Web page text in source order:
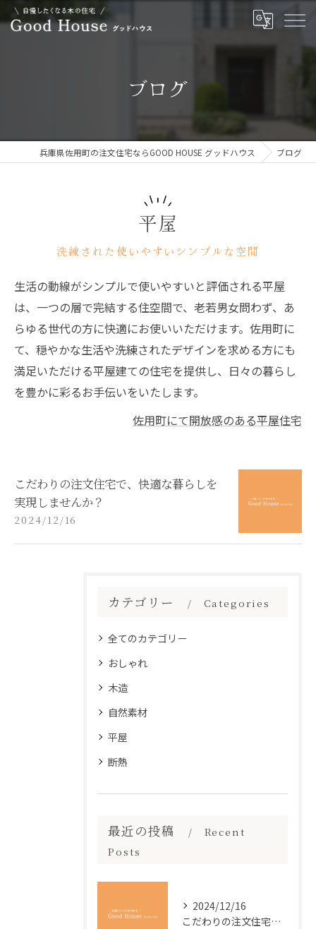
ブログ
兵庫県佐用町の注文住宅ならGOOD HOUSE グッドハウス ブログ
平屋
洗練された使いやすいシンプルな空間
生活の動線がシンプルで使いやすいと評価される平屋
は、一つの層で完結する住空間で、老若男女問わず、あ
らゆる世代の方に快適にお使いいただけます。佐用町に
て、穏やかな生活や洗練されたデザインを求める方にも
満足いただける平屋建ての住宅を提供し、日々の暮らし
を豊かに彩るお手伝いをいたします。
佐用町にて開放感のある平屋住宅
こだわりの注文住宅で、快適な暮らしを
実現しませんか？
2024/12/16
カテゴリー Categories
全てのカテゴリー
おしゃれ
木造
自然素材
平屋
断熱
最近の投稿
Recent
Posts
2024/12/16
こだわりの注文住宅で、快適な暮らしを実現しませんか？